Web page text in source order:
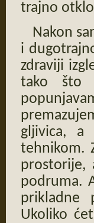
trajno
Nakon
i
zdraviji
tako što
gljivica, a
tehnikom.
prostorije,
podruma.
prikladne
Ukoliko